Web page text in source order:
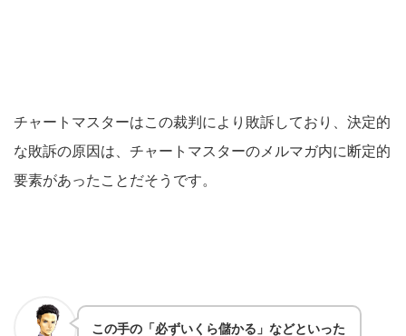
チャートマスターはこの裁判により敗訴しており、決定的
な敗訴の原因は、チャートマスターのメルマガ内に断定的
要素があったことだそうです。
この手の「必ずいくら儲かる」などといった